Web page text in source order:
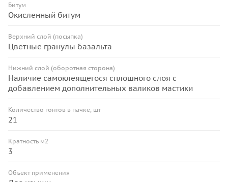
Битум
Окисленный битум
Верхний слой (посыпка)
Цветные гранулы базальта
Нижний слой (оборотная сторона)
Наличие самоклеящегося сплошного слоя с
добавлением дополнительных валиков мастики
Количество гонтов в пачке, шт
21
Кратность м2
3
Объект применения